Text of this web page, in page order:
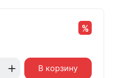
В корзину